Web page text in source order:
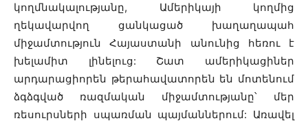
կողմնակալությանը, Ամերիկայի կողմից
ղեկավարվող ցանկացած խաղաղապահ
միջամտություն Հայաստանի անունից հեռու է
խելամիտ լինելուց: Շատ ամերիկացիներ
արդարացիորեն թերահավատորեն են մոտենում
ձգձգված ռազմական միջամտությանը՝ մեր
ռեսուրսների սպառման պայմաններում: Առավել